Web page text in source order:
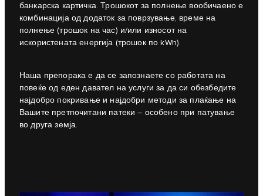
банкарска картичка. Трошокот за полнење вообичаено е
комбинација од додаток за поврзување, време на
полнење (трошок на час) и/или износот на
искористената енергија (трошок по kWh).
Наша препорака е да се запознаете со работата на
повеќе од еден давател на услуги за да си обезбедите
најдобро покривање и најдобри методи за плаќање на
Вашите претпочитани патеки – особено при патување
во друга земја.